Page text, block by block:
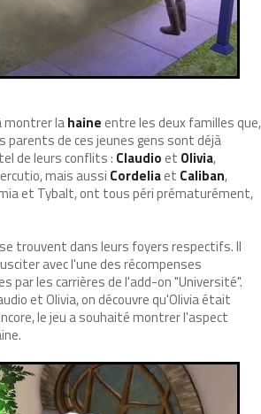
montrer lahaineentre les deux familles que,
parents de ces jeunes gens sont déjà
de leurs conflits : Claudioet Olivia,
mais aussi Cordeliaet Caliban,
et Tybalt, ont tous péri prématurément,
trouvent dans leurs foyers respectifs. Il
avec l'une des récompenses
par les carrières de l'add-on "Université".
et Olivia, on découvre qu'Olivia était
le jeu a souhaité montrer l'aspect